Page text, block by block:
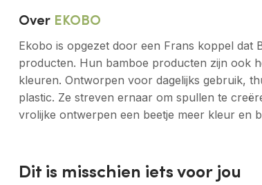
Over EKOBO
Ekobo is opgezet door een Frans koppel
producten. Hun bamboe producten zijn ook
kleuren. Ontworpen voor dagelijks gebruik,
plastic. Ze streven ernaar om spullen te
vrolijke ontwerpen een beetje meer kleur en
Dit is misschien iets voor jou